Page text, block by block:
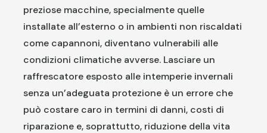
preziose macchine, specialmente quelle
installate all’esterno o in ambienti non riscaldati
come capannoni, diventano vulnerabili alle
condizioni climatiche avverse. Lasciare un
raffrescatore esposto alle intemperie invernali
senza un’adeguata protezione è un errore che
può costare caro in termini di danni, costi di
riparazione e, soprattutto, riduzione della vita